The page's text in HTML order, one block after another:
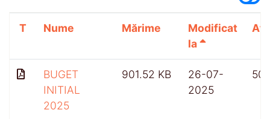
T Nume Mărime
Modificat
la
BUGET
INITIAL
2025
901.52 KB
26-07-
2025